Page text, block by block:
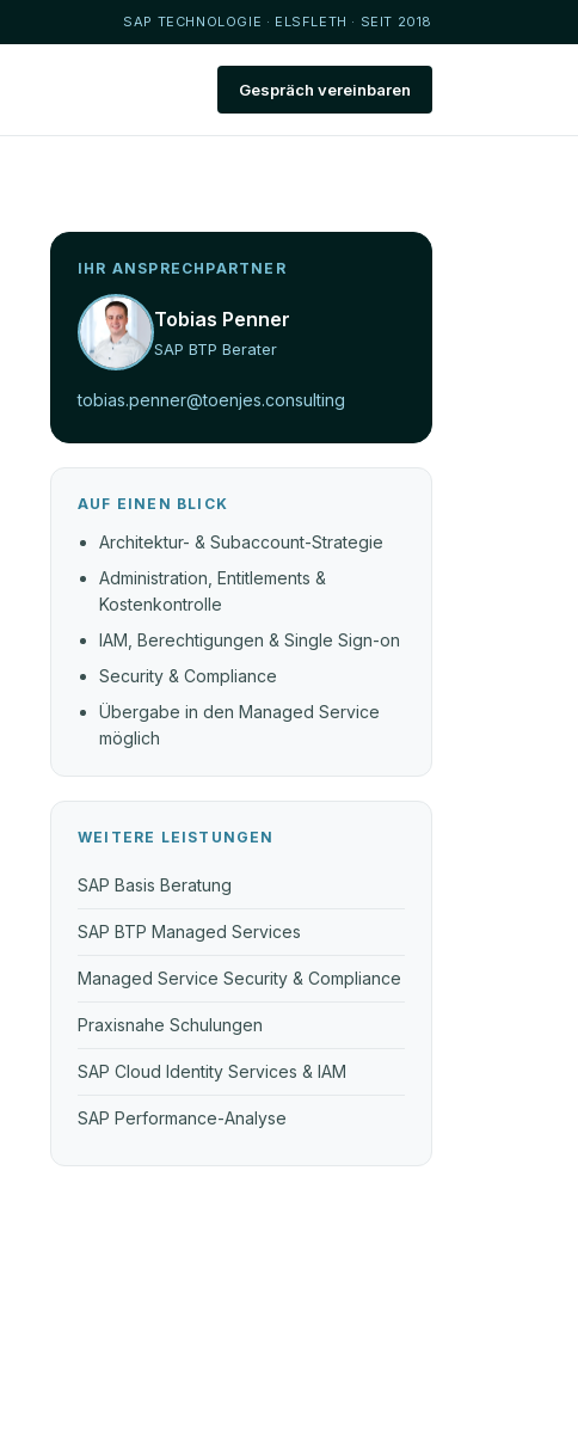
SAP TECHNOLOGIE · ELSFLETH · SEIT 2018
Gespräch vereinbaren
IHR ANSPRECHPARTNER
Tobias Penner
SAP BTP Berater
tobias.penner@toenjes.consulting
AUF EINEN BLICK
Architektur- & Subaccount-Strategie
Administration, Entitlements &
Kostenkontrolle
IAM, Berechtigungen & Single Sign-on
Security & Compliance
Übergabe in den Managed Service
möglich
WEITERE LEISTUNGEN
SAP Basis Beratung
SAP BTP Managed Services
Managed Service Security & Compliance
Praxisnahe Schulungen
SAP Cloud Identity Services & IAM
SAP Performance-Analyse